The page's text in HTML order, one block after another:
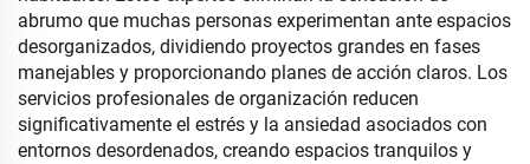
abrumo que muchas personas experimentan ante espacios
desorganizados, dividiendo proyectos grandes en fases
manejables y proporcionando planes de acción claros. Los
servicios profesionales de organización reducen
significativamente el estrés y la ansiedad asociados con
entornos desordenados, creando espacios tranquilos y